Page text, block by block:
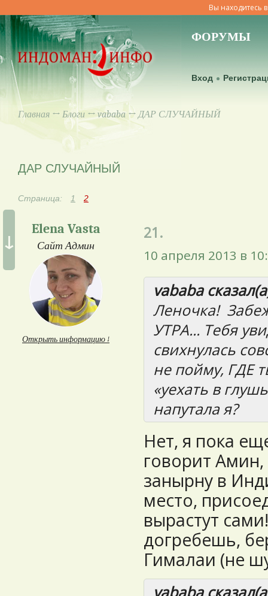
Вы находитесь
ФОРУМЫ
Вход
Главная ↔ Блоги ↔vababa ↔ ДАР СЛУЧАЙНЫЙ
↓
ДАР СЛУЧАЙНЫЙ
Страница: 1 2
Elena Vasta
Сайт Админ
Открыть информацию ↓
21.
10 апреля 2013 в
vababa
Леночка!
УТРА... Тебя
свихнулась
не пойму, ГДЕ
«уехать в
напутала я?
Нет, я пока
говорит
занырну в
место,
вырастут
догребешь,
Гималаи (не